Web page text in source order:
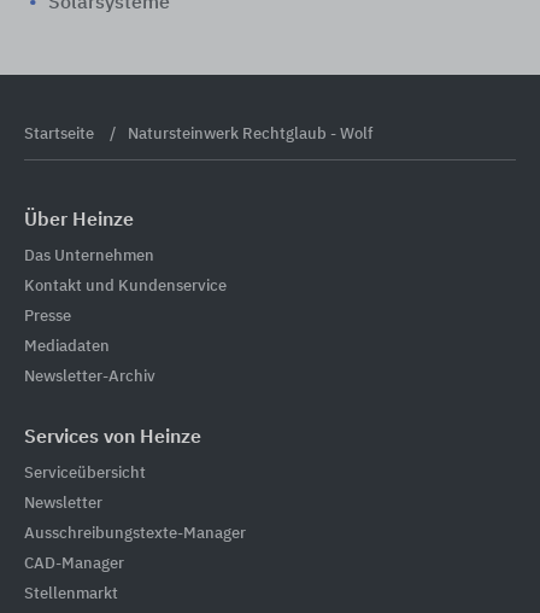
Startseite Natursteinwerk Rechtglaub - Wolf
Über Heinze
Das Unternehmen
Kontakt und Kundenservice
Presse
Mediadaten
Newsletter-Archiv
Services von Heinze
Serviceübersicht
Newsletter
Ausschreibungstexte-Manager
CAD-Manager
Stellenmarkt